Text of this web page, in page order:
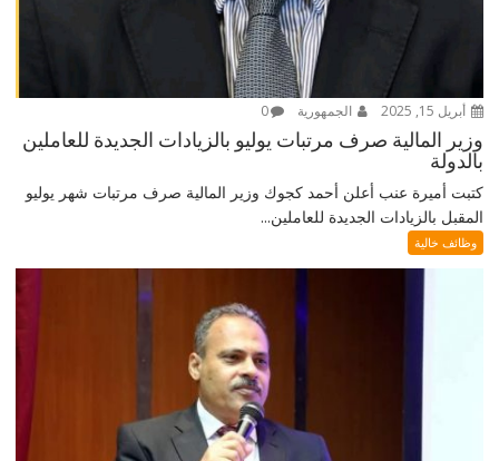
أبريل 15, 2025 الجمهورية 0
وزير المالية صرف مرتبات يوليو بالزيادات الجديدة للعاملين
بالدولة
كتبت أميرة عنب أعلن أحمد كجوك وزير المالية صرف مرتبات شهر يوليو
المقبل بالزيادات الجديدة للعاملين...
وظائف خالية